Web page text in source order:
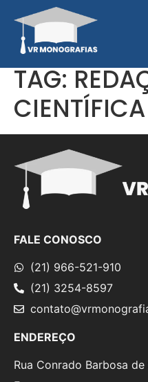
TAG:
CIENTÍFICA
FALE CONOSCO
(21) 966-521-910
(21) 3254-8597
ENDEREÇO
Rua Conrado Barbosa